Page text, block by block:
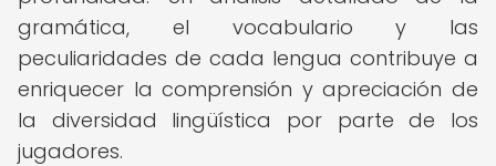
gramática, el vocabulario y las
peculiaridades de cada lengua contribuye a
enriquecer la comprensión y apreciación de
la diversidad lingüística por parte de los
jugadores.